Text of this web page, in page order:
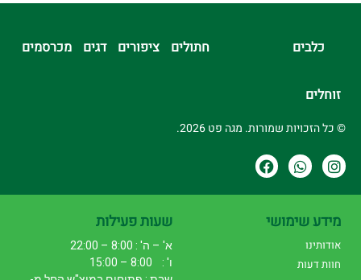
כלבים חתולים ציפורים דגים מכרסמים
זוחלים
© כל הזכויות שמורות. מגה פט 2026.
מידע שימושי
אודותינו
חוות דעות
שעות פעילות
א' – ה' : 8:00 – 22:00
ו' : 8:00 – 15:00